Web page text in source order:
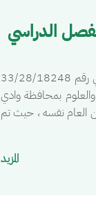
الفصل الدراسي
كان البدء لإنشاء كلية الآداب والعلوم بوادي الدواسر خطاب معالي وزير التعليم العالي رقم 33/28/18248
والعلوم بمحافظة وادي
الأول من العام نفسه ، حيث تم
المزيد